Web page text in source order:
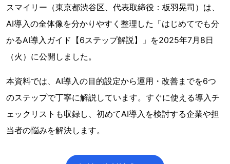
スマイリー（東京都渋谷区、代表取締役：板羽晃司）は、
AI導入の全体像を分かりやすく整理した「はじめてでも分
かるAI導入ガイド【6ステップ解説】」を2025年7月8日
（火）に公開しました。
本資料では、AI導入の目的設定から運用・改善までを6つ
のステップで丁寧に解説しています。すぐに使える導入チ
ェックリストも収録し、初めてAI導入を検討する企業や担
当者の悩みを解決します。